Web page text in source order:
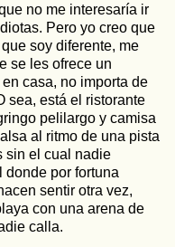
no me interesaría ir
Pero yo creo que
soy diferente, me
se les ofrece un
casa, no importa de
sea, está el ristorante
pelilargo y camisa
al ritmo de una pista
sin el cual nadie
donde por fortuna
sentir otra vez,
con una arena de
calla.